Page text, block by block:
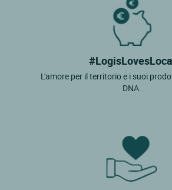
L'amore per il territorio e i suoi
DNA.